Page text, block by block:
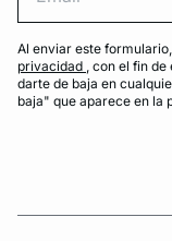
Al enviar este
privacidad , con el fin
darte de baja en
baja" que aparece en la